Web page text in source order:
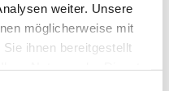
weiter. Unsere
möglicherweise mit
ihnen bereitgestellt